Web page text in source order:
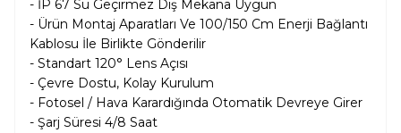
- İP 67 Su Geçirmez Dış Mekana Uygun
- Ürün Montaj Aparatları Ve 100/150 Cm Enerji Bağlantı
Kablosu İle Birlikte Gönderilir
- Standart 120° Lens Açısı
- Çevre Dostu, Kolay Kurulum
- Fotosel / Hava Karardığında Otomatik Devreye Girer
- Şarj Süresi 4/8 Saat